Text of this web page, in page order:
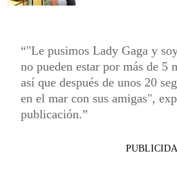
"Le pusimos Lady Gaga y
no pueden estar por más de 5
así que después de unos 20
en el mar con sus amigas",
publicación.